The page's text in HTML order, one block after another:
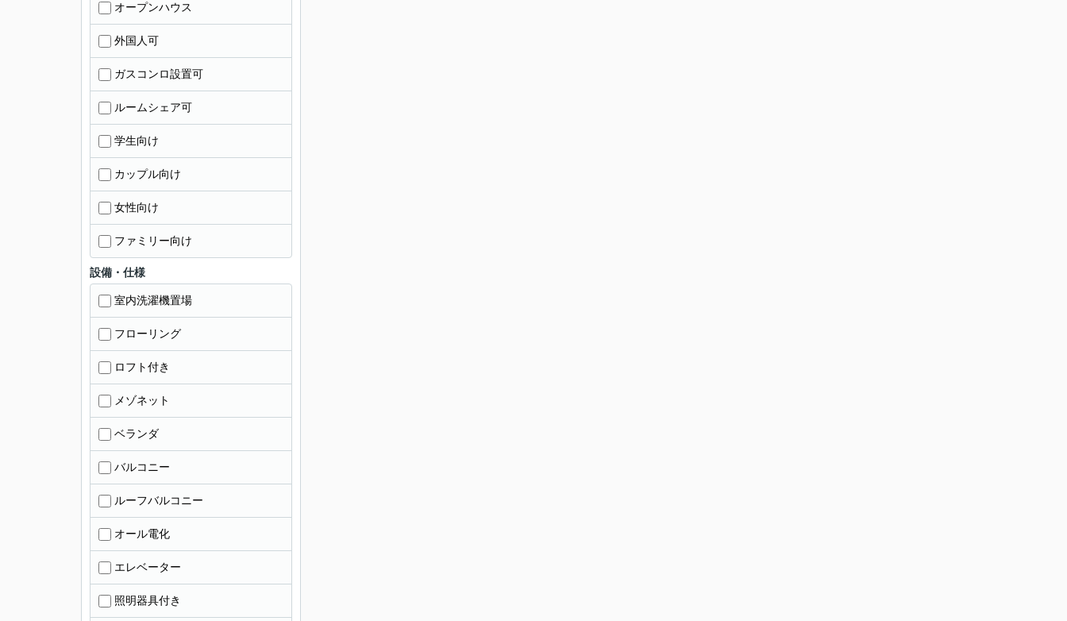
オープンハウス
外国人可
ガスコンロ設置可
ルームシェア可
学生向け
カップル向け
女性向け
ファミリー向け
設備・仕様
室内洗濯機置場
フローリング
ロフト付き
メゾネット
ベランダ
バルコニー
ルーフバルコニー
オール電化
エレベーター
照明器具付き